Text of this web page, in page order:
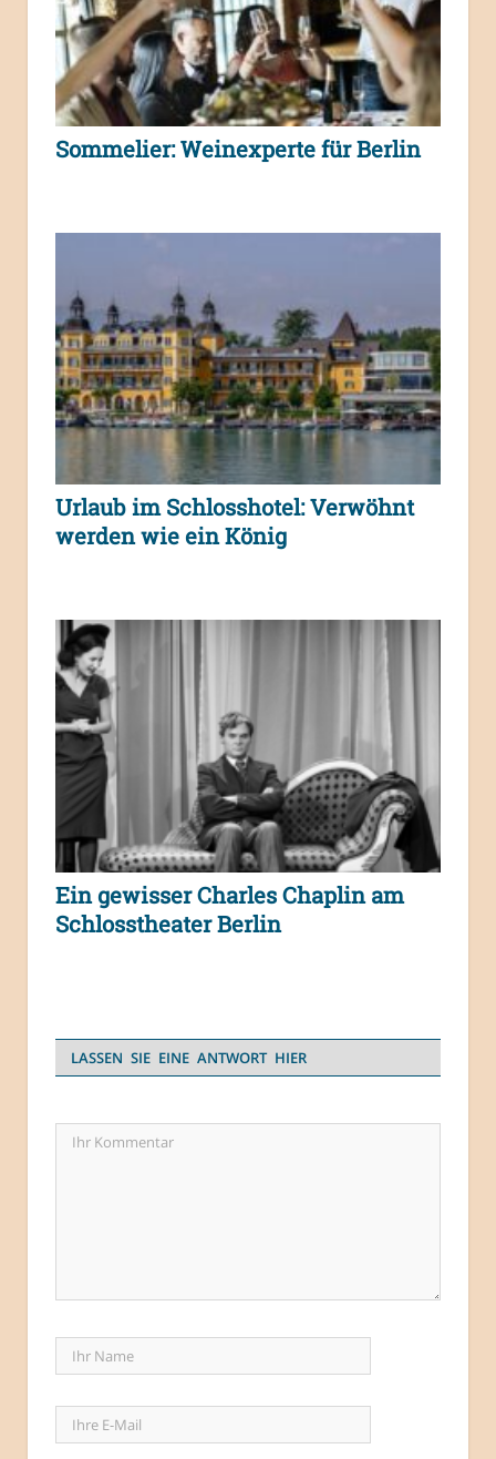
Sommelier: Weinexperte für Berlin
Urlaub im Schlosshotel: Verwöhnt
werden wie ein König
Ein gewisser Charles Chaplin am
Schlosstheater Berlin
LASSEN SIE EINE ANTWORT HIER